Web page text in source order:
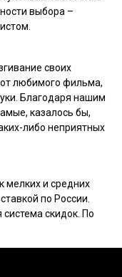
выбора –
своих
любимого фильма,
Благодаря нашим
казалось бы,
либо неприятных
мелких и средних
по России.
скидок. По